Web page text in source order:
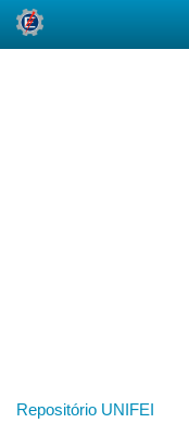
Repositório UNIFEI